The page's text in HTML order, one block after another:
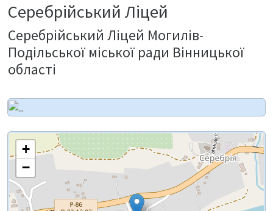
Серебрійський Ліцей
Серебрійський Ліцей Могилів-
Подільської міської ради Вінницької
області
+
−